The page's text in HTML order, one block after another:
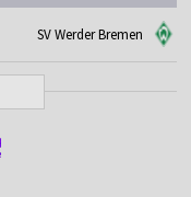
SV Werder Bremen